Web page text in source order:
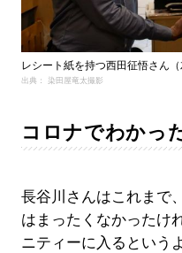
レシート紙を持つ西田征悟さん（
出典： 染田屋竜太撮影
コロナでわかっ
長谷川さんはこれまで
はまったくなかったけ
ニティーに入るという